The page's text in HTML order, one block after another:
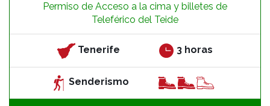
Permiso de Acceso a la cima y billetes de
Teleférico del Teide
Tenerife 3 horas
Senderismo